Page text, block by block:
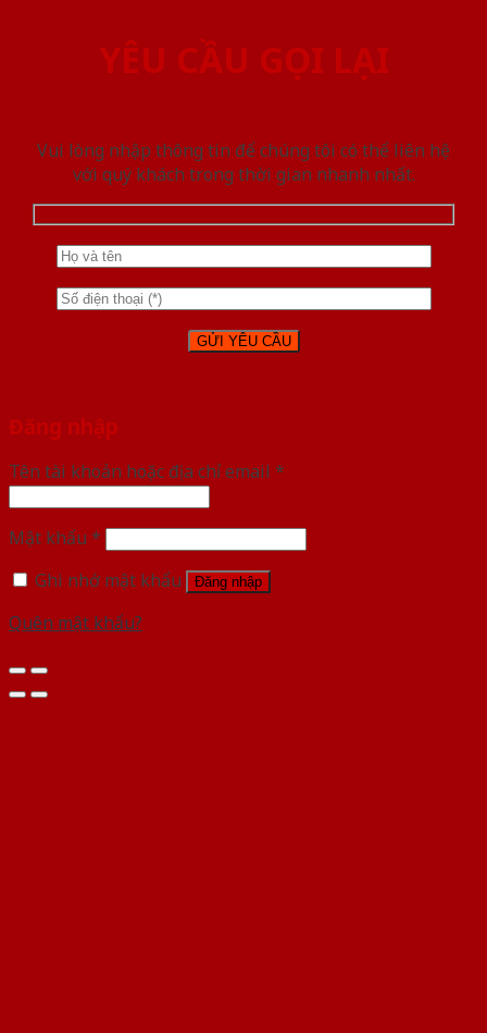
YÊU CẦU GỌI LẠI
Vui lòng nhập thông tin để chúng tôi có thể liên hệ
với quý khách trong thời gian nhanh nhất.
Đăng nhập
Tên tài khoản hoặc địa chỉ email *
Mật khẩu *
Ghi nhớ mật khẩu
Đăng nhập
Quên mật khẩu?